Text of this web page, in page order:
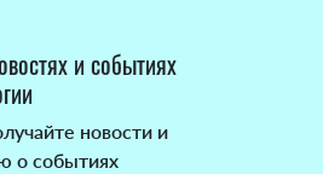
и событиях
новости и
о событиях